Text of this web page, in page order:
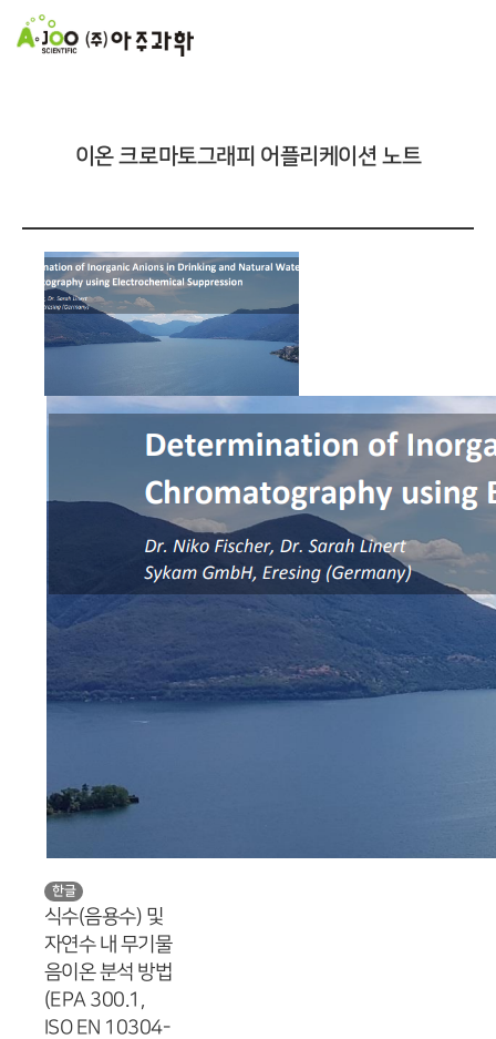
이온 크로마토그래피 어플리케이션 노트
한글
식수(음용수) 및
자연수 내 무기물
음이온 분석 방법
(EPA 300.1,
ISO EN 10304-